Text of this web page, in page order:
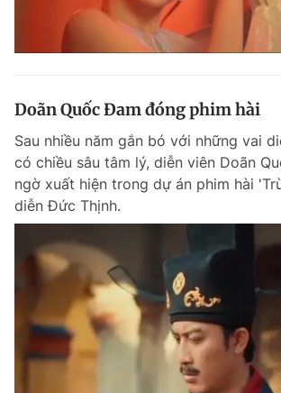
Doãn Quốc Đam đóng phim hài
Sau nhiều năm gắn bó với những vai
có chiều sâu tâm lý, diễn viên Doãn
ngờ xuất hiện trong dự án phim hài
diễn Đức Thịnh.